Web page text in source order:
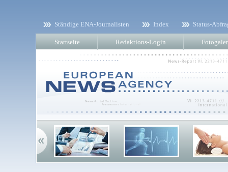
Ständige ENA-Journalisten Index Status-
Startseite Redaktions-Login